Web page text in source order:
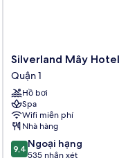
Silverland
Mây
Hotel
Quận
1
Silverland Mây Hotel
Quận 1
Hồ bơi
Spa
Wifi miễn phí
Nhà hàng
9.4
trên
9,4 Ngoại hạng
535 nhận xét